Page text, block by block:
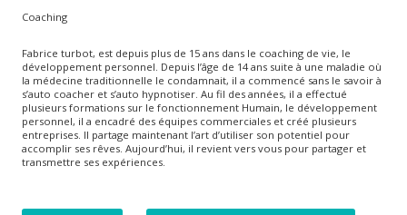
Coaching
Fabrice turbot, est depuis plus de 15 ans dans le coaching de vie, le
développement personnel. Depuis l’âge de 14 ans suite à une maladie où
la médecine traditionnelle le condamnait, il a commencé sans le savoir à
s’auto coacher et s’auto hypnotiser. Au fil des années, il a effectué
plusieurs formations sur le fonctionnement Humain, le développement
personnel, il a encadré des équipes commerciales et créé plusieurs
entreprises. Il partage maintenant l’art d’utiliser son potentiel pour
accomplir ses rêves. Aujourd’hui, il revient vers vous pour partager et
transmettre ses expériences.